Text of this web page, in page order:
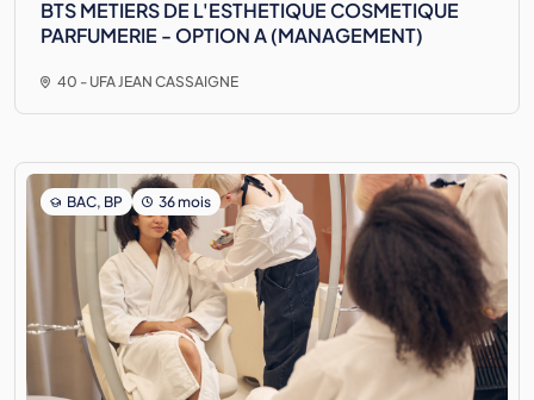
BTS METIERS DE L'ESTHETIQUE COSMETIQUE
PARFUMERIE - OPTION A (MANAGEMENT)
40 - UFA JEAN CASSAIGNE
BAC, BP 36 mois